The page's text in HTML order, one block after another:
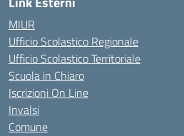
MIUR
Ufficio Scolastico Regionale
Ufficio Scolastico Territoriale
Scuola in Chiaro
Iscrizioni On Line
Invalsi
Comune